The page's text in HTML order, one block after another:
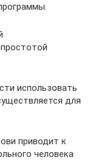
использовать
для
приводит к
человека